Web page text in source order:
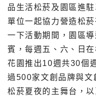
品生活松菸及園區進
單位一起協力營造松
一下活動期間，園區
賓，每週五、六、日
花園推出10週共30個
過500家文創品牌與文
松菸夏夜的主舞台，